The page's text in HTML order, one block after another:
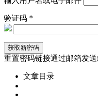
验证码 *
重置密码链接通过邮箱发
文章目录